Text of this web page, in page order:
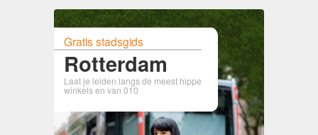
Gratis stadsgids
Rotterdam
Laat je leiden langs de meest hippe
winkels en van 010